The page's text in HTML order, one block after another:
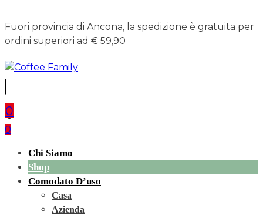
Fuori provincia di Ancona, la spedizione è gratuita per
ordini superiori ad € 59,90
0
0
Chi Siamo
Shop
Comodato D’uso
Casa
Azienda